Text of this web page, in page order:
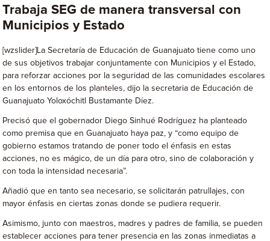
Trabaja SEG de manera transversal con
Municipios y Estado
[wzslider]La Secretaría de Educación de Guanajuato tiene como uno
de sus objetivos trabajar conjuntamente con Municipios y el Estado,
para reforzar acciones por la seguridad de las comunidades escolares
en los entornos de los planteles, dijo la secretaria de Educación de
Guanajuato Yoloxóchitl Bustamante Díez.
Precisó que el gobernador Diego Sinhué Rodríguez ha planteado
como premisa que en Guanajuato haya paz, y “como equipo de
gobierno estamos tratando de poner todo el énfasis en estas
acciones, no es mágico, de un día para otro, sino de colaboración y
con toda la intensidad necesaria”.
Añadió que en tanto sea necesario, se solicitarán patrullajes, con
mayor énfasis en ciertas zonas donde se pudiera requerir.
Asimismo, junto con maestros, madres y padres de familia, se pueden
establecer acciones para tener presencia en las zonas inmediatas a